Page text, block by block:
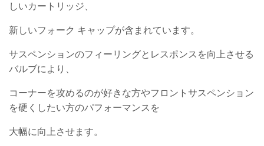
しいカートリッジ、
新しいフォーク キャップが含まれています。
サスペンションのフィーリングとレスポンスを向上させる
バルブにより、
コーナーを攻めるのが好きな方やフロントサスペンション
を硬くしたい方のパフォーマンスを
大幅に向上させます。